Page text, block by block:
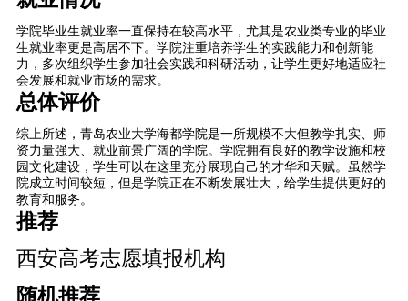
学院毕业生就业率一直保持在较高水平，尤其是农业类专业的毕业
生就业率更是高居不下。学院注重培养学生的实践能力和创新能
力，多次组织学生参加社会实践和科研活动，让学生更好地适应社
会发展和就业市场的需求。
总体评价
综上所述，青岛农业大学海都学院是一所规模不大但教学扎实、师
资力量强大、就业前景广阔的学院。学院拥有良好的教学设施和校
园文化建设，学生可以在这里充分展现自己的才华和天赋。虽然学
院成立时间较短，但是学院正在不断发展壮大，给学生提供更好的
教育和服务。
推荐
西安高考志愿填报机构
随机推荐